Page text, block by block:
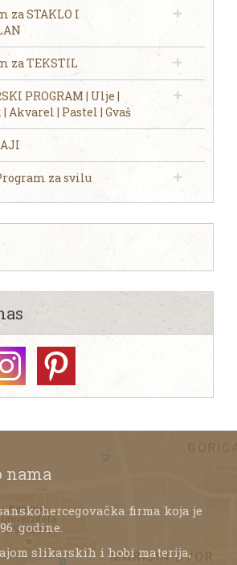
za STAKLO I
za TEKSTIL
PROGRAM | Ulje |
| Pastel | Gvaš
za svilu
nama
firma koja je
godine.
slikarskih i hobi materija,